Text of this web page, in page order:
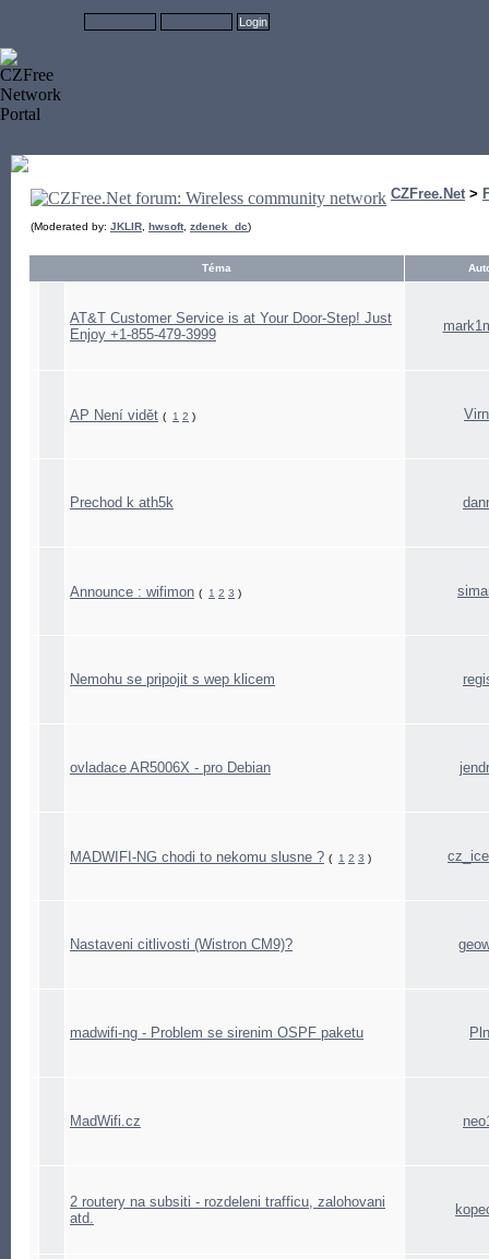
CZFree.Net >
(Moderated by: JKLIR hwsoft, zdenek_dc)
Téma
AT&T Customer Service is at Your Door-Step! Just
Enjoy +1-855-479-3999
AP Není vidět ( 1 2 )
Prechod k ath5k
Announce : wifimon ( 1 2 3 )
Nemohu se pripojit s wep klicem
ovladace AR5006X - pro Debian
MADWIFI-NG chodi to nekomu slusne ? ( 1 2 3 )
Nastaveni citlivosti (Wistron CM9)?
madwifi-ng - Problem se sirenim OSPF paketu
MadWifi.cz
2 routery na subsiti - rozdeleni trafficu, zalohovani
atd.